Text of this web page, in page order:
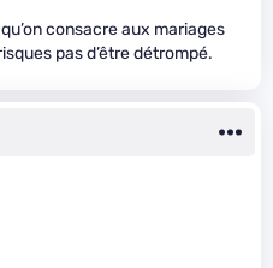
consacre aux mariages
pas d’être détrompé.